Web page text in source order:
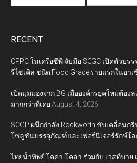
RECENT
CPPC ในเครือซีพี จับมือ SCGC เปิดตัวบ
รีไซเคิล ชนิด Food Grade รายแรกในอาเ
เปิดมุมมองจาก BG เมื่อองค์กรยุคใหม่ต้องล
มากกว่าที่เคย August 4, 2026
SCGP ผนึกกำลัง Rockworth ขับเคลื่อน
โซลูชันบรรจุภัณฑ์และเฟอร์นิเจอร์รักษ์โล
ไทยน้ำทิพย์ โคคา-โคล่า ร่วมกับ เวสท์บาย